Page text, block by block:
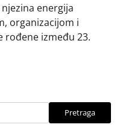
energija
organizacijom i
rođene između 23.
Pretraga